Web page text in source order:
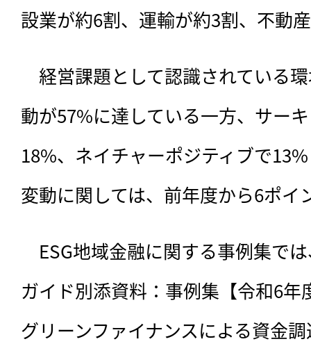
設業が約6割、運輸が約3割、不動
経営課題として認識されている
動が57%に達している一方、サー
18%、ネイチャーポジティブで
変動に関しては、前年度から6ポイ
ESG地域金融に関する事例集で
ガイド別添資料：事例集【令和6年
グリーンファイナンスによる資金